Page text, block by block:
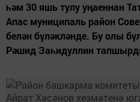
һәм 30 яшь тулу уңаеннан
Апас муниципаль район
белән бүләкләнде. Бу олы
Рәшид Заһидуллин